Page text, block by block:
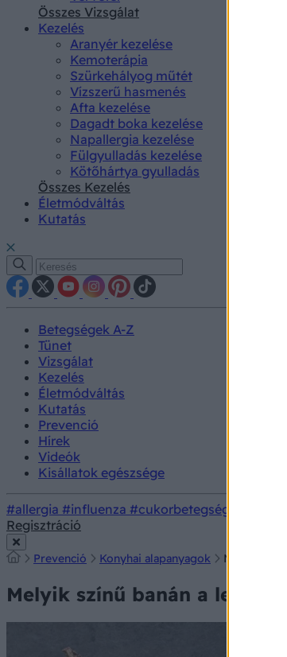
Összes Vizsgálat
Kezelés
Aranyér kezelése
Kemoterápia
Szürkehályog műtét
Vízszerű hasmenés
Afta kezelése
Dagadt boka kezelése
Napallergia kezelése
Fülgyulladás kezelése
Kötőhártya gyulladás
Összes Kezelés
Életmódváltás
Kutatás
Betegségek A-Z
Tünet
Vizsgálat
Kezelés
Életmódváltás
Kutatás
Prevenció
Hírek
Videók
Kisállatok egészsége
#allergia #influenza #cukorbetegség
Regisztráció
Prevenció Konyhai alapanyagok Melyik
Melyik színű banán a